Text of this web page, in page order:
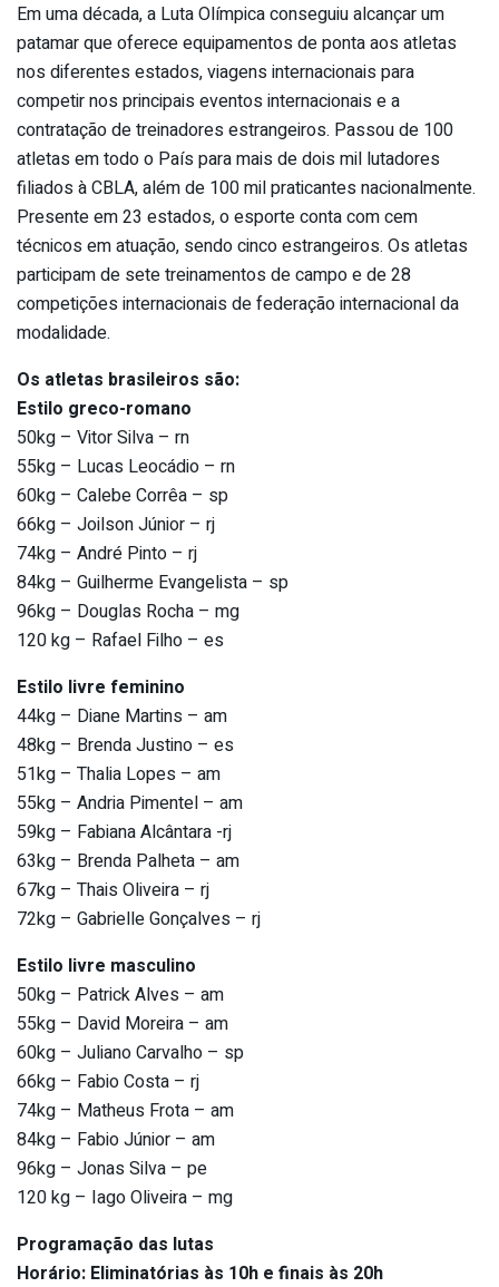
Em uma década, a Luta Olímpica conseguiu alcançar um
patamar que oferece equipamentos de ponta aos atletas
nos diferentes estados, viagens internacionais para
competir nos principais eventos internacionais e a
contratação de treinadores estrangeiros. Passou de 100
atletas em todo o País para mais de dois mil lutadores
filiados à CBLA, além de 100 mil praticantes nacionalmente.
Presente em 23 estados, o esporte conta com cem
técnicos em atuação, sendo cinco estrangeiros. Os atletas
participam de sete treinamentos de campo e de 28
competições internacionais de federação internacional da
modalidade.
Os atletas brasileiros são:
Estilo greco-romano
50kg – Vitor Silva – rn
55kg – Lucas Leocádio – rn
60kg – Calebe Corrêa – sp
66kg – Joilson Júnior – rj
74kg – André Pinto – rj
84kg – Guilherme Evangelista – sp
96kg – Douglas Rocha – mg
120 kg – Rafael Filho – es
Estilo livre feminino
44kg – Diane Martins – am
48kg – Brenda Justino – es
51kg – Thalia Lopes – am
55kg – Andria Pimentel – am
59kg – Fabiana Alcântara -rj
63kg – Brenda Palheta – am
67kg – Thais Oliveira – rj
72kg – Gabrielle Gonçalves – rj
Estilo livre masculino
50kg – Patrick Alves – am
55kg – David Moreira – am
60kg – Juliano Carvalho – sp
66kg – Fabio Costa – rj
74kg – Matheus Frota – am
84kg – Fabio Júnior – am
96kg – Jonas Silva – pe
120 kg – Iago Oliveira – mg
Programação das lutas
Horário: Eliminatórias às 10h e finais às 20h